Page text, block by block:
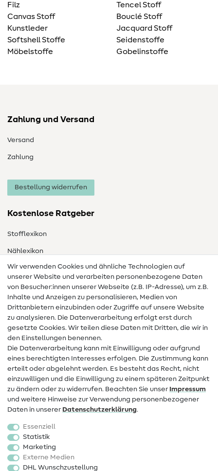
Filz
Canvas Stoff
Kunstleder
Softshell Stoffe
Möbelstoffe
Tencel Stoff
Bouclé Stoff
Jacquard Stoff
Seidenstoffe
Gobelinstoffe
Zahlung und Versand
Versand
Zahlung
Bestellung widerrufen
Kostenlose Ratgeber
Stofflexikon
Nählexikon
Nähanleitungen
Hilfe & Kontakt
Kontakt
Infos zum Betreiberwechsel
FAQ
Widerrufsrecht
Beliebt
Stoffe
Sale
Schnittmuster
Wir verwenden Cookies und ähnliche Technologien auf
unserer Website und verarbeiten personenbezogene Daten
von Besucher:innen unserer Webseite (z.B. IP-Adresse), um z.B.
Inhalte und Anzeigen zu personalisieren, Medien von
Drittanbietern einzubinden oder Zugriffe auf unsere Website
zu analysieren. Die Datenverarbeitung erfolgt erst durch
gesetzte Cookies. Wir teilen diese Daten mit Dritten, die wir in
den Einstellungen benennen.
Die Datenverarbeitung kann mit Einwilligung oder aufgrund
eines berechtigten Interesses erfolgen. Die Zustimmung kann
erteilt oder abgelehnt werden. Es besteht das Recht, nicht
einzuwilligen und die Einwilligung zu einem späteren Zeitpunkt
zu ändern oder zu widerrufen. Beachten Sie unser Impressum
und weitere Hinweise zur Verwendung personenbezogener
Daten in unserer Daten­schutz­erklärung.
Essenziell
Statistik
Marketing
Externe Medien
DHL Wunschzustellung